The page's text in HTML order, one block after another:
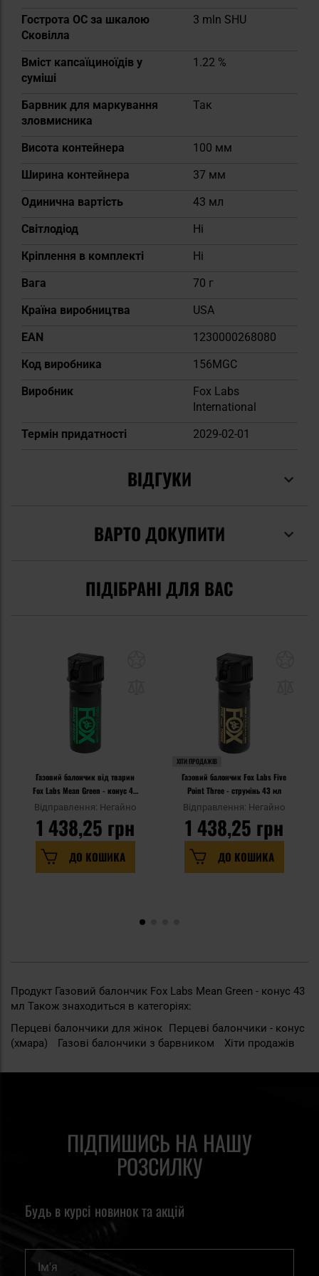
Гострота OC за шкалою
Сковілла
3 mln SHU
Вміст капсаїциноїдів у
суміші
1.22 %
Барвник для маркування
зловмисника
Так
Висота контейнера
100 мм
Ширина контейнера
37 мм
Одинична вартість
43 мл
Світлодіод
Ні
Кріплення в комплекті
Ні
Вага
70 г
Країна виробництва
USA
EAN
1230000268080
Код виробника
156MGC
Виробник
Fox Labs
International
Термін придатності
2029-02-01
ВІДГУКИ
ВАРТО ДОКУПИТИ
ПІДІБРАНІ ДЛЯ ВАС
Газовий балончик від тварин
Fox Labs Mean Green - конус 43
мл (DE)
Відправлення: Негайно
1 438,25 грн
ДО КОШИКА
ХІТИ ПРОДАЖІВ
Газовий балончик Fox Labs Five
Point Three - струмінь 43 мл
Відправлення: Негайно
1 438,25 грн
ДО КОШИКА
Продукт Газовий балончик Fox Labs Mean Green - конус 43
мл Також знаходиться в категоріях:
Перцеві балончики для жінок Перцеві балончики - конус
(хмара)
Газові балончики з барвником Хіти продажів
ПІДПИШИСЬ НА НАШУ
РОЗСИЛКУ
Будь в курсі новинок та акцій